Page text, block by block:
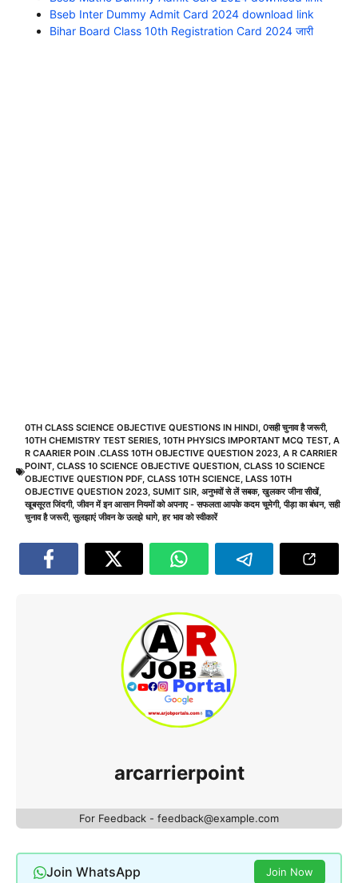
Bseb Inter Dummy Admit Card 2024 download link
Bihar Board Class 10th Registration Card 2024 जारी
0TH CLASS SCIENCE OBJECTIVE QUESTIONS IN HINDI, 0सही चुनाव है जरूरी,
10TH CHEMISTRY TEST SERIES, 10TH PHYSICS IMPORTANT MCQ TEST, A
R CAARIER POIN .CLASS 10TH OBJECTIVE QUESTION 2023, A R CARRIER
POINT, CLASS 10 SCIENCE OBJECTIVE QUESTION, CLASS 10 SCIENCE
OBJECTIVE QUESTION PDF, CLASS 10TH SCIENCE, LASS 10TH
OBJECTIVE QUESTION 2023, SUMIT SIR, अनुभवों से लें सबक,खुलकर जीना सीखें,
खूबसूरत जिंदगी,जीवन में इन आसान नियमों को अपनाए - सफलता आपके कदम चूमेगी,पीड़ा का बंधन,सही
चुनाव है जरूरी,सुलझाएं जीवन के उलझे धागे,हर भाव को स्वीकारें
arcarrierpoint
For Feedback - feedback@example.com
Join WhatsApp Join Now